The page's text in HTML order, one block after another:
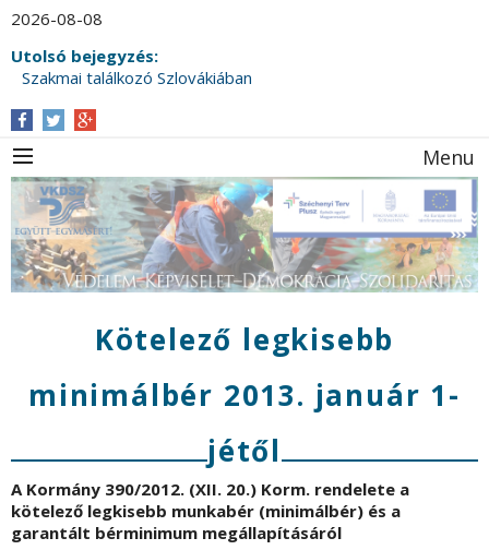
2026-08-08
Utolsó bejegyzés:
Szakmai találkozó Szlovákiában
Menu
Kötelező legkisebb
minimálbér 2013. január 1-
jétől
A Kormány 390/2012. (XII. 20.) Korm. rendelete a
kötelező legkisebb munkabér (minimálbér) és a
garantált bérminimum megállapításáról